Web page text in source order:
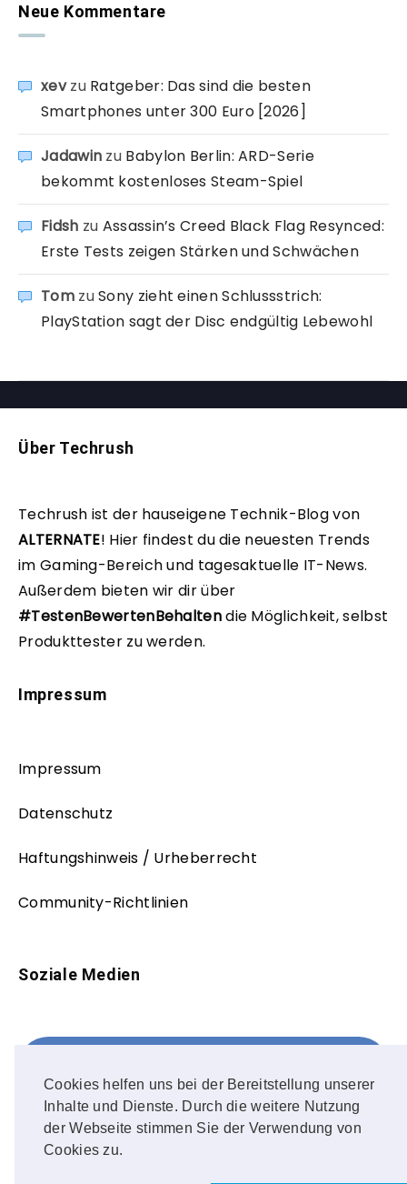
Cookies helfen uns bei der Bereitstellung unserer
Inhalte und Dienste. Durch die weitere Nutzung
der Webseite stimmen Sie der Verwendung von
Cookies zu.
Neue Kommentare
xevzu Ratgeber: Das sind die besten
Smartphones unter 300 Euro [2026]
Jadawin zu Babylon Berlin: ARD-Serie
bekommt kostenloses Steam-Spiel
Fidsh zu Assassin’s Creed Black Flag Resynced:
Erste Tests zeigen Stärken und Schwächen
TomzuSony zieht einen Schlussstrich:
PlayStation sagt der Disc endgültig Lebewohl
Über Techrush
Techrush ist der hauseigene Technik-Blog von
ALTERNATE! Hier findest du die neuesten Trends
im Gaming-Bereich und tagesaktuelle IT-News.
Außerdem bieten wir dir über
#TestenBewertenBehaltendie Möglichkeit, selbst
Produkttester zu werden.
Impressum
Impressum
Datenschutz
Haftungshinweis / Urheberrecht
Community-Richtlinien
Soziale Medien
FOLLOW ME!
Instagram
OUR PHOTOS!